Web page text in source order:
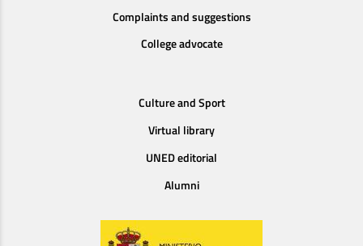
Complaints and suggestions
College advocate
Culture and Sport
Virtual library
UNED editorial
Alumni